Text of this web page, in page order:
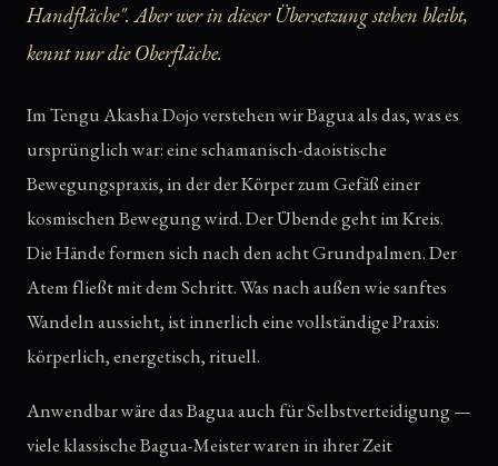
Handfläche". Aber wer in dieser Übersetzung stehen bleibt,
kennt nur die Oberfläche.
Im Tengu Akasha Dojo verstehen wir Bagua als das, was es
ursprünglich war: eine schamanisch-daoistische
Bewegungspraxis, in der der Körper zum Gefäß einer
kosmischen Bewegung wird. Der Übende geht im Kreis.
Die Hände formen sich nach den acht Grundpalmen. Der
Atem fließt mit dem Schritt. Was nach außen wie sanftes
Wandeln aussieht, ist innerlich eine vollständige Praxis:
körperlich, energetisch, rituell.
Anwendbar wäre das Bagua auch für Selbstverteidigung —
viele klassische Bagua-Meister waren in ihrer Zeit